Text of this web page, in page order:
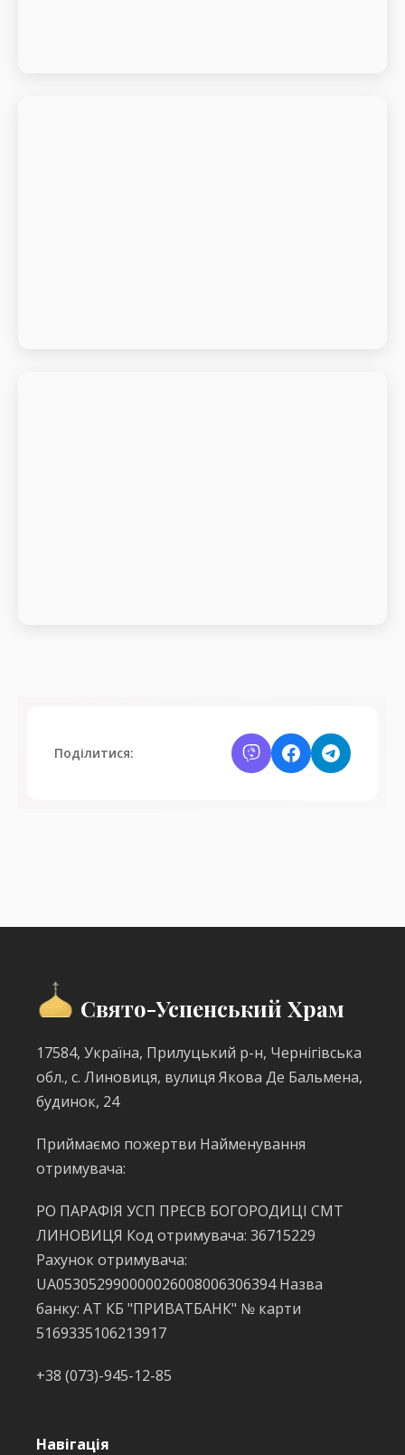
Поділитися:
Свято-Успенський Храм
17584, Україна, Прилуцький р-н, Чернігівська
обл., с. Линовиця, вулиця Якова Де Бальмена,
будинок, 24
Приймаємо пожертви Найменування
отримувача:
РО ПАРАФІЯ УСП ПРЕСВ БОГОРОДИЦІ СМТ
ЛИНОВИЦЯ Код отримувача: 36715229
Рахунок отримувача:
UA053052990000026008006306394 Назва
банку: АТ КБ "ПРИВАТБАНК" № карти
5169335106213917
+38 (073)-945-12-85
Навігація